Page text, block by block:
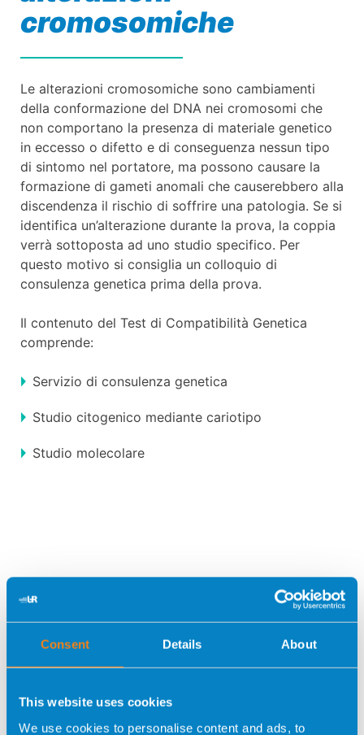
Consent Details About
This website uses cookies
We use cookies to personalise content and ads, to
cromosomiche
Le alterazioni cromosomiche sono cambiamenti
della conformazione del DNA nei cromosomi che
non comportano la presenza di materiale genetico
in eccesso o difetto e di conseguenza nessun tipo
di sintomo nel portatore, ma possono causare la
formazione di gameti anomali che causerebbero alla
discendenza il rischio di soffrire una patologia. Se si
identifica un’alterazione durante la prova, la coppia
verrà sottoposta ad uno studio specifico. Per
questo motivo si consiglia un colloquio di
consulenza genetica prima della prova.
Il contenuto del Test di Compatibilità Genetica
comprende:
Servizio di consulenza genetica
Studio citogenico mediante cariotipo
Studio molecolare
Hai qualche dubbio?
Contattaci